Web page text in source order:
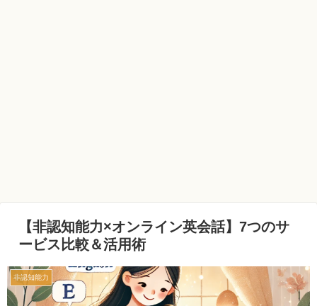
【非認知能力×オンライン英会話】7つのサ
ービス比較＆活用術
非認知能力